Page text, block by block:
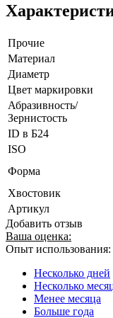
Прочие
Материал
Диаметр
Цвет маркировки
Абразивность/
Зернистость
ID в Б24
ISO
Форма
Хвостовик
Артикул
Добавить отзыв
Ваша оценка:
Опыт использования:
Несколько дней
Несколько
Менее месяца
Больше года